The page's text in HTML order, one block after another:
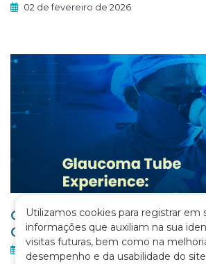
02 de fevereiro de 2026
GLAUCOMA TUBE
CURSO
02 de fevereiro de 2026
Utilizamos cookies para registrar em
informações que auxiliam na sua
visitas futuras, bem como na
desempenho e da usabilidade do